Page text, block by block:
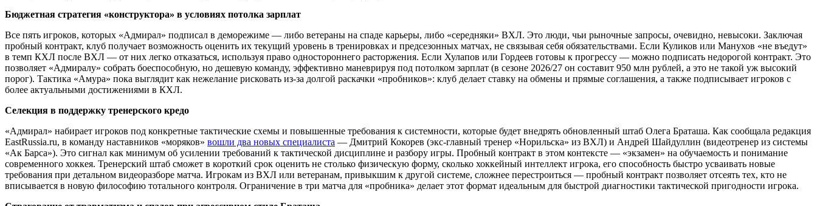
Бюджетная стратегия «конструктора» в условиях потолка зарплат
Все пять игроков, которых «Адмирал» подписал в деморежиме — либо ветераны на спаде карьеры, либо «середняки» ВХЛ. Это люди, чьи рыночные запросы, очевидно, невысоки. Заключая
пробный контракт, клуб получает возможность оценить их текущий уровень в тренировках и предсезонных матчах, не связывая себя обязательствами. Если Куликов или Манухов «не въедут»
в темп КХЛ после ВХЛ — от них легко отказаться, используя право одностороннего расторжения. Если Хулапов или Гордеев готовы к прогрессу — можно подписать недорогой контракт. Это
позволяет «Адмиралу» собрать боеспособную, но дешевую команду, эффективно маневрируя под потолком зарплат (в сезоне 2026/27 он составит 950 млн рублей, а это не такой уж высокий
порог). Тактика «Амура» пока выглядит как нежелание рисковать из-за долгой раскачки «пробников»: клуб делает ставку на обмены и прямые соглашения, а также подписывает игроков с
более актуальными достижениями в КХЛ.
Селекция в поддержку тренерского кредо
«Адмирал» набирает игроков под конкретные тактические схемы и повышенные требования к системности, которые будет внедрять обновленный штаб Олега Браташа. Как сообщала редакция
EastRussia.ru, в команду наставников «моряков» вошли два новых специалиста — Дмитрий Кокорев (экс-главный тренер «Норильска» из ВХЛ) и Андрей Шайдуллин (видеотренер из системы
«Ак Барса»). Это сигнал как минимум об усилении требований к тактической дисциплине и разбору игры. Пробный контракт в этом контексте — «экзамен» на обучаемость и понимание
современного хоккея. Тренерский штаб сможет в короткий срок оценить не столько физическую форму, сколько хоккейный интеллект игрока, его способность быстро усваивать новые
требования при детальном видеоразборе матча. Игрокам из ВХЛ или ветеранам, привыкшим к другой системе, сложнее перестроиться — пробный контракт позволяет отсеять тех, кто не
вписывается в новую философию тотального контроля. Ограничение в три матча для «пробника» делает этот формат идеальным для быстрой диагностики тактической пригодности игрока.